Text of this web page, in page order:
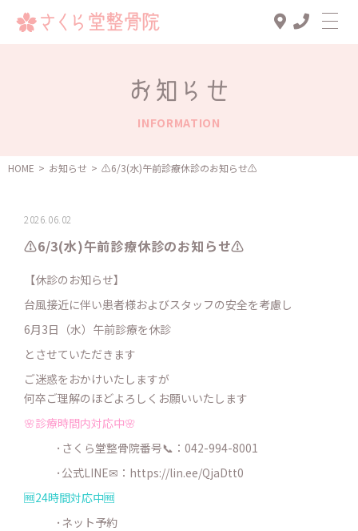
診療メニュー
スタッフ一覧
お知らせ
INFORMATION
HOME > お知らせ > ⚠️6/3(水)午前診療休診のお知らせ⚠️
2026.06.02
⚠️6/3(水)午前診療休診のお知らせ⚠️
【休診のお知らせ】
台風接近に伴い患者様およびスタッフの安全を考慮し
6月3日（水）午前診療を休診
とさせていただきます
ご迷惑をおかけいたしますが
何卒ご理解のほどよろしくお願いいたします
🌸診療時間内対応中🌸
･さくら堂整骨院番号📞：042-994-8001
･公式LINE✉： https://lin.ee/QjaDtt0
🆓24時間対応中🆓
･ネット予約